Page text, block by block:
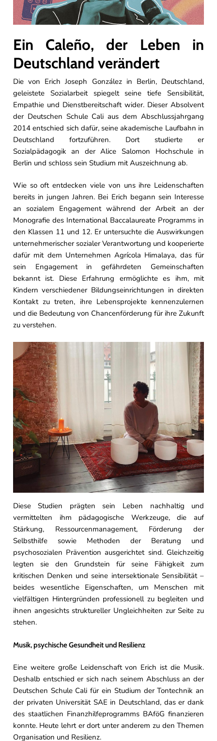
Ein Caleño, der Leben in
Deutschland verändert
Die von Erich Joseph González in Berlin, Deutschland,
geleistete Sozialarbeit spiegelt seine tiefe Sensibilität,
Empathie und Dienstbereitschaft wider. Dieser Absolvent
der Deutschen Schule Cali aus dem Abschlussjahrgang
2014 entschied sich dafür, seine akademische Laufbahn in
Deutschland fortzuführen. Dort studierte er
Sozialpädagogik an der Alice Salomon Hochschule in
Berlin und schloss sein Studium mit Auszeichnung ab.
Wie so oft entdecken viele von uns ihre Leidenschaften
bereits in jungen Jahren. Bei Erich begann sein Interesse
an sozialem Engagement während der Arbeit an der
Monografie des International Baccalaureate Programms in
den Klassen 11 und 12. Er untersuchte die Auswirkungen
unternehmerischer sozialer Verantwortung und kooperierte
dafür mit dem Unternehmen Agrícola Himalaya, das für
sein Engagement in gefährdeten Gemeinschaften
bekannt ist. Diese Erfahrung ermöglichte es ihm, mit
Kindern verschiedener Bildungseinrichtungen in direkten
Kontakt zu treten, ihre Lebensprojekte kennenzulernen
und die Bedeutung von Chancenförderung für ihre Zukunft
zu verstehen.
Diese Studien prägten sein Leben nachhaltig und
vermittelten ihm pädagogische Werkzeuge, die auf
Stärkung, Ressourcenmanagement, Förderung der
Selbsthilfe sowie Methoden der Beratung und
psychosozialen Prävention ausgerichtet sind. Gleichzeitig
legten sie den Grundstein für seine Fähigkeit zum
kritischen Denken und seine intersektionale Sensibilität –
beides wesentliche Eigenschaften, um Menschen mit
vielfältigen Hintergründen professionell zu begleiten und
ihnen angesichts struktureller Ungleichheiten zur Seite zu
stehen.
Musik, psychische Gesundheit und Resilienz
Eine weitere große Leidenschaft von Erich ist die Musik.
Deshalb entschied er sich nach seinem Abschluss an der
Deutschen Schule Cali für ein Studium der Tontechnik an
der privaten Universität SAE in Deutschland, das er dank
des staatlichen Finanzhilfeprogramms BAföG finanzieren
konnte. Heute lehrt er dort unter anderem zu den Themen
Organisation und Resilienz.